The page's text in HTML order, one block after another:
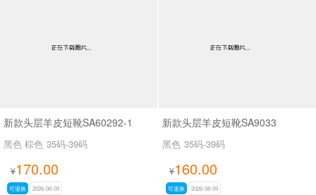
新款头层羊皮短靴SA60292-1
黑色 棕色 35码-39码
¥170.00
可退换 2026-08-09
新款头层羊皮短靴SA9033
黑色 35码-39码
¥160.00
可退换 2026-08-09